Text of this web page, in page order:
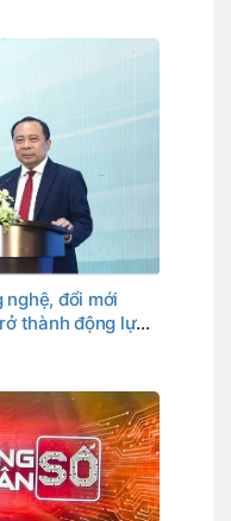
đổi mới
thành động lực